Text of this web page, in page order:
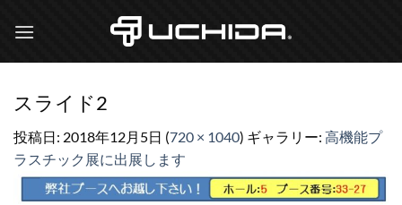
スライド2
投稿日: 2018年12月5日 (720 × 1040) ギャラリー: 高機能プ
ラスチック展に出展します